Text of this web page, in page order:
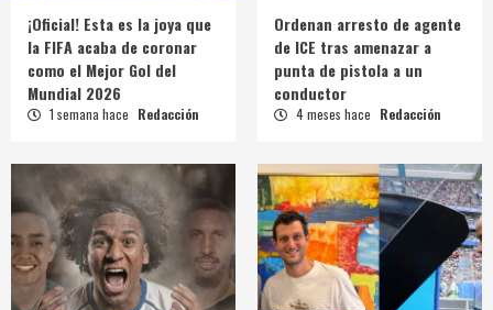
¡Oficial! Esta es la joya que
la FIFA acaba de coronar
como el Mejor Gol del
Mundial 2026
1 semana hace Redacción
Ordenan arresto de agente
de ICE tras amenazar a
punta de pistola a un
conductor
4 meses hace Redacción